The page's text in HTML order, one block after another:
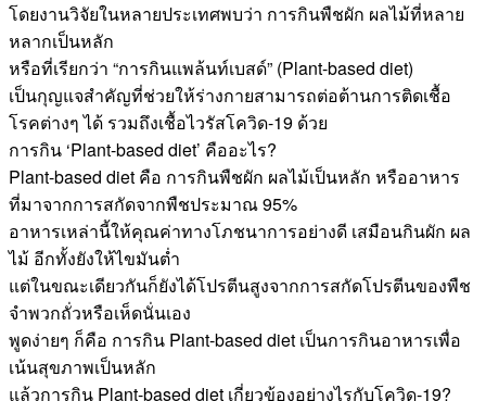
โดยงานวิจัยในหลายประเทศพบว่า การกินพืชผัก ผลไม้ที่หลาย
หลากเป็นหลัก
หรือที่เรียกว่า “การกินแพล้นท์เบสด์” (Plant-based diet)
เป็นกุญแจสำคัญที่ช่วยให้ร่างกายสามารถต่อต้านการติดเชื้อ
โรคต่างๆ ได้ รวมถึงเชื้อไวรัสโควิด-19 ด้วย
การกิน ‘Plant-based diet’ คืออะไร?
Plant-based diet คือ การกินพืชผัก ผลไม้เป็นหลัก หรืออาหาร
ที่มาจากการสกัดจากพืชประมาณ 95%
อาหารเหล่านี้ให้คุณค่าทางโภชนาการอย่างดี เสมือนกินผัก ผล
ไม้ อีกทั้งยังให้ไขมันต่ำ
แต่ในขณะเดียวกันก็ยังได้โปรตีนสูงจากการสกัดโปรตีนของพืช
จำพวกถั่วหรือเห็ดนั่นเอง
พูดง่ายๆ ก็คือ การกิน Plant-based diet เป็นการกินอาหารเพื่อ
เน้นสุขภาพเป็นหลัก
แล้วการกิน Plant-based diet เกี่ยวข้องอย่างไรกับโควิด-19?